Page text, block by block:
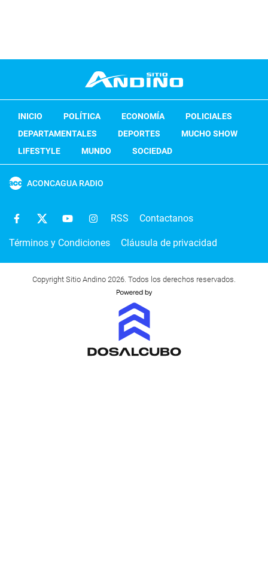
INICIO POLÍTICA ECONOMÍA
POLICIALES
DEPARTAMENTALES
DEPORTES
MUCHO SHOW
LIFESTYLE
MUNDO SOCIEDAD
ACONCAGUA RADIO
RSS Contactanos
Términos y Condiciones Cláusula de privacidad
Copyright Sitio Andino 2026. Todos los derechos reservados.